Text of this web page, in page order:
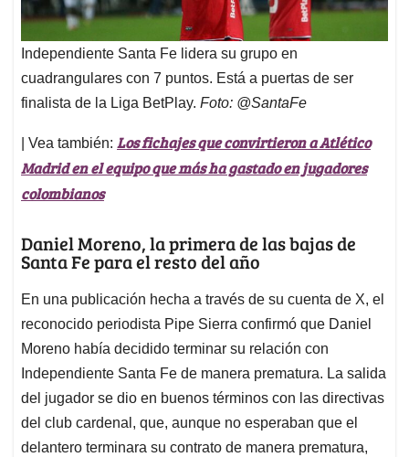
Independiente Santa Fe lidera su grupo en
cuadrangulares con 7 puntos. Está a puertas de ser
finalista de la Liga BetPlay. Foto: @SantaFe
| Vea también: Los fichajes que convirtieron a Atlético
Madrid en el equipo que más ha gastado en jugadores
colombianos
Daniel Moreno, la primera de las bajas de
Santa Fe para el resto del año
En una publicación hecha a través de su cuenta de X, el
reconocido periodista Pipe Sierra confirmó que Daniel
Moreno había decidido terminar su relación con
Independiente Santa Fe de manera prematura. La salida
del jugador se dio en buenos términos con las directivas
del club cardenal, que, aunque no esperaban que el
delantero terminara su contrato de manera prematura,